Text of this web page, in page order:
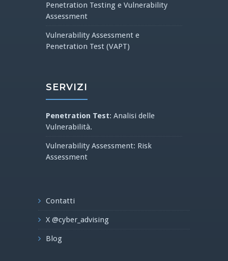
Penetration Testing e Vulnerability
Assessment
Vulnerability Assessment e
Penetration Test (VAPT)
SERVIZI
Penetration Test: Analisi delle
Vulnerabilità.
Vulnerability Assessment: Risk
Assessment
Contatti
X @cyber_advising
Blog